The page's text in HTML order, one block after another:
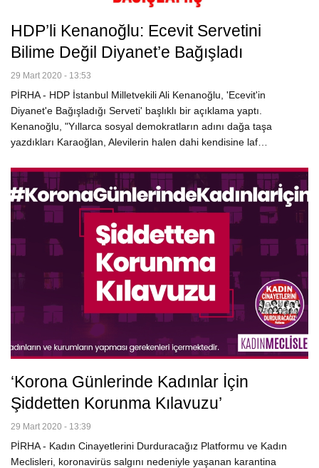
HDP’li Kenanoğlu: Ecevit Servetini
Bilime Değil Diyanet’e Bağışladı
29 Mart 2020 - 13:53
PİRHA - HDP İstanbul Milletvekili Ali Kenanoğlu, 'Ecevit'in
Diyanet'e Bağışladığı Serveti' başlıklı bir açıklama yaptı.
Kenanoğlu, "Yıllarca sosyal demokratların adını dağa taşa
yazdıkları Karaoğlan, Alevilerin halen dahi kendisine laf…
‘Korona Günlerinde Kadınlar İçin
Şiddetten Korunma Kılavuzu’
29 Mart 2020 - 13:39
PİRHA - Kadın Cinayetlerini Durduracağız Platformu ve Kadın
Meclisleri, koronavirüs salgını nedeniyle yaşanan karantina